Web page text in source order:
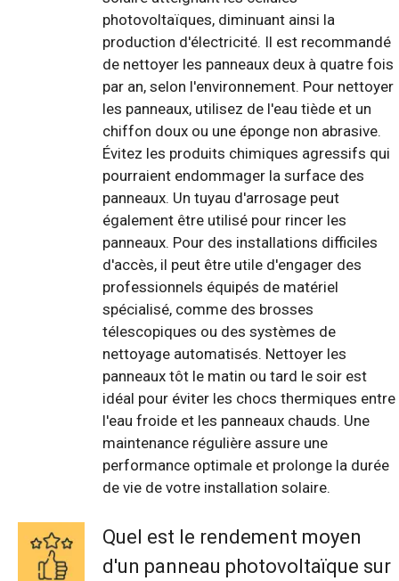
photovoltaïques, diminuant ainsi la
production d'électricité. Il est recommandé
de nettoyer les panneaux deux à quatre fois
par an, selon l'environnement. Pour nettoyer
les panneaux, utilisez de l'eau tiède et un
chiffon doux ou une éponge non abrasive.
Évitez les produits chimiques agressifs qui
pourraient endommager la surface des
panneaux. Un tuyau d'arrosage peut
également être utilisé pour rincer les
panneaux. Pour des installations difficiles
d'accès, il peut être utile d'engager des
professionnels équipés de matériel
spécialisé, comme des brosses
télescopiques ou des systèmes de
nettoyage automatisés. Nettoyer les
panneaux tôt le matin ou tard le soir est
idéal pour éviter les chocs thermiques entre
l'eau froide et les panneaux chauds. Une
maintenance régulière assure une
performance optimale et prolonge la durée
de vie de votre installation solaire.
Quel est le rendement moyen
d'un panneau photovoltaïque sur